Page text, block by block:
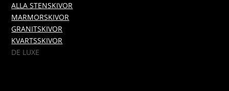
ALLA STENSKIVOR
MARMORSKIVOR
GRANITSKIVOR
KVARTSSKIVOR
DE LUXE